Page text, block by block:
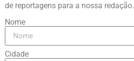
de reportagens para a nossa redação.
Nome
Cidade